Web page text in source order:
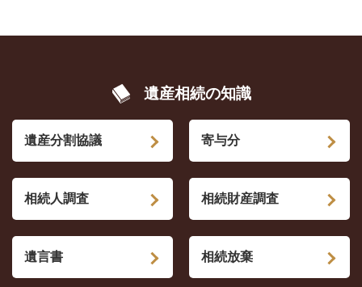
遺産相続の知識
遺産分割協議 寄与分
相続人調査 相続財産調査
遺言書 相続放棄